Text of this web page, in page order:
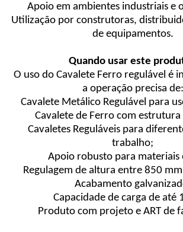
Apoio em ambientes industriais e
Utilização por construtoras,
de equipamentos.
Quando usar este
O uso do Cavalete Ferro regulável é
a operação precisa de:
Cavalete Metálico Regulável para
Cavalete de Ferro com
Cavaletes Reguláveis para
trabalho;
Apoio robusto para materiais
Regulagem de altura entre 850
Acabamento
Capacidade de carga de até
Produto com projeto e ART de